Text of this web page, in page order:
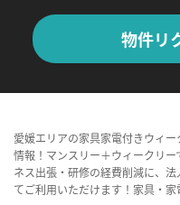
物件リ
愛媛エリアの家具家電付きウィ
情報！マンスリー＋ウィークリ
ネス出張・研修の経費削減に、
てご利用いただけます！家具・家